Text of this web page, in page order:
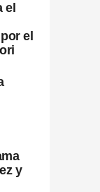
el
el
y